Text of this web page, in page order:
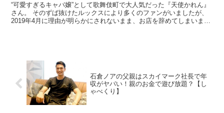
“可愛すぎるキャバ嬢”として歌舞伎町で大人気だった『天使かれん』
さん。 そのずば抜けたルックスにより多くのファンがいましたが、
2019年4月に理由が明らかにされないまま、お店を辞めてしまいまし
石倉ノアの父親はスカイマーク社長で年
収がヤバい！親のお金で遊び放題？【し
ゃべくり】